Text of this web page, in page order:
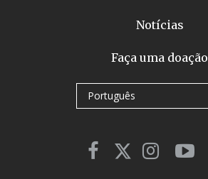
Notícias
Faça uma doação
Português